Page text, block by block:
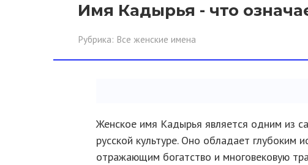
Имя Кадырья - что
Рубрика: Все женские имена
Женское имя Кадырья является одним из
русской культуре. Оно обладает глубоким
отражающим богатство и многовековую